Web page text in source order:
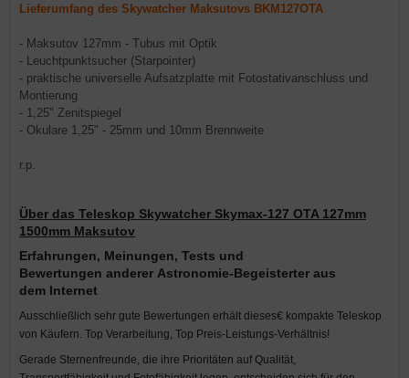
Lieferumfang des Skywatcher Maksutovs BKM127OTA
- Maksutov 127mm - Tubus mit Optik
- Leuchtpunktsucher (Starpointer)
- praktische universelle Aufsatzplatte mit Fotostativanschluss und
Montierung
- 1,25" Zenitspiegel
- Okulare 1,25" - 25mm und 10mm Brennweite
r.p.
Über das Teleskop Skywatcher Skymax-127 OTA 127mm
1500mm Maksutov
Erfahrungen, Meinungen, Tests und
Bewertungen anderer Astronomie-Begeisterter aus
dem Internet
Ausschließlich sehr gute Bewertungen erhält dieses€ kompakte Teleskop
von Käufern. Top Verarbeitung, Top Preis-Leistungs-Verhältnis!
Gerade Sternenfreunde, die ihre Prioritäten auf Qualität,